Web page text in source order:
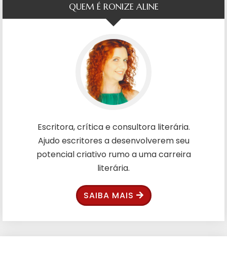
QUEM É RONIZE ALINE
Escritora, crítica e consultora literária.
Ajudo escritores a desenvolverem seu
potencial criativo rumo a uma carreira
literária.
SAIBA MAIS